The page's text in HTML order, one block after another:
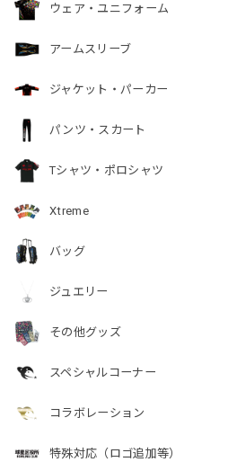
ウェア・ユニフォーム
アームスリーブ
ジャケット・パーカー
パンツ・スカート
Tシャツ・ポロシャツ
Xtreme
バッグ
ジュエリー
その他グッズ
スペシャルコーナー
コラボレーション
特殊対応（ロゴ追加等）